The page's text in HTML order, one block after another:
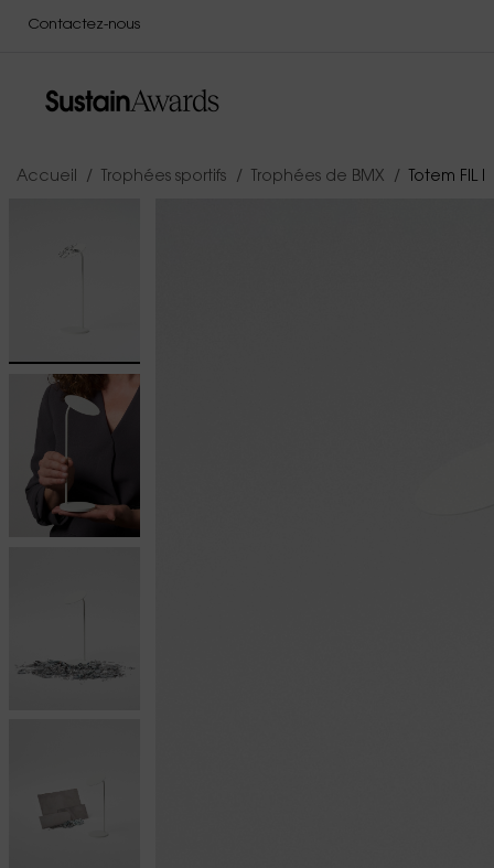
Contactez-nous
Fabricant de trophées depuis 2015
Accueil Trophées sportifs Trophées de BMX Totem FIL I